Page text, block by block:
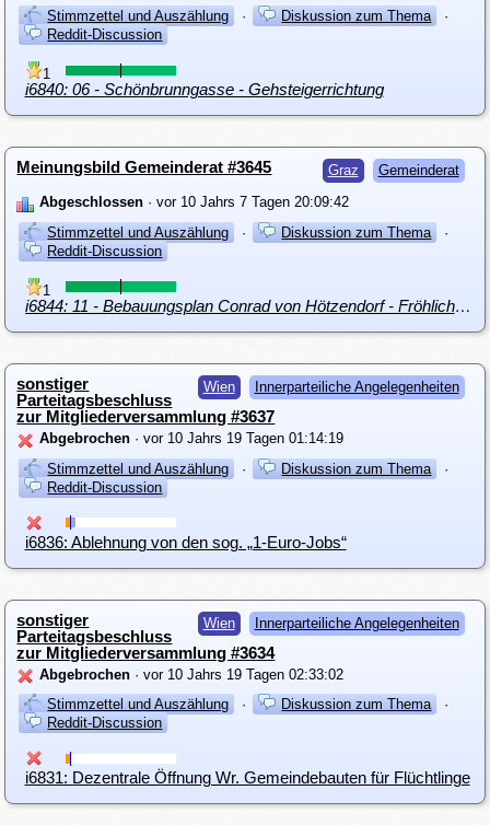
Stimmzettel und Auszählung
· Diskussion zum Thema
·
Reddit-Discussion
1
i6840: 06 - Schönbrunngasse - Gehsteigerrichtung
Graz Gemeinderat
Meinungsbild Gemeinderat #3645
Abgeschlossen · vor 10 Jahrs 7 Tagen 20:09:42
Stimmzettel und Auszählung
· Diskussion zum Thema
·
Reddit-Discussion
1
i6844: 11 - Bebauungsplan Conrad von Hötzendorf - Fröhlichgasse
Wien Innerparteiliche Angelegenheiten
sonstiger
Parteitagsbeschluss
zur Mitgliederversammlung #3637
Abgebrochen · vor 10 Jahrs 19 Tagen 01:14:19
Stimmzettel und Auszählung
· Diskussion zum Thema
·
Reddit-Discussion
i6836: Ablehnung von den sog. „1-Euro-Jobs“
Wien Innerparteiliche Angelegenheiten
sonstiger
Parteitagsbeschluss
zur Mitgliederversammlung #3634
Abgebrochen · vor 10 Jahrs 19 Tagen 02:33:02
Stimmzettel und Auszählung
· Diskussion zum Thema
·
Reddit-Discussion
i6831: Dezentrale Öffnung Wr. Gemeindebauten für Flüchtlinge